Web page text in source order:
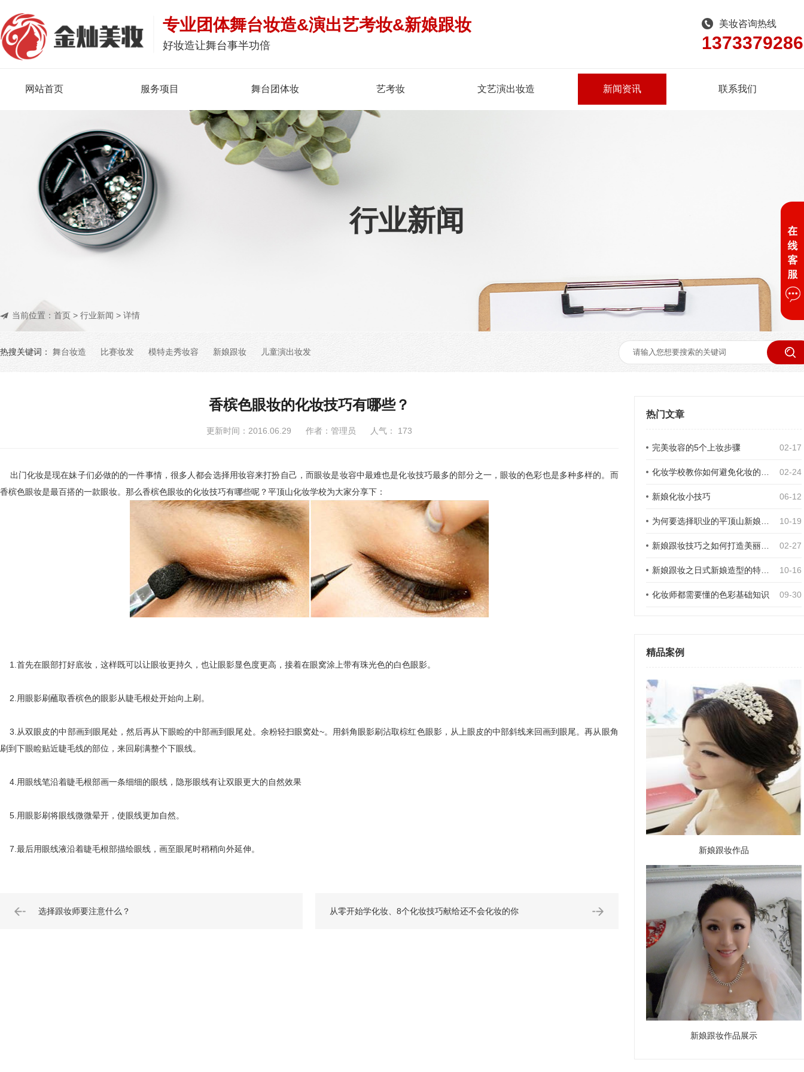
专业团体舞台妆造&演出艺考妆&新娘跟妆
好妆造让舞台事半功倍
美妆咨询热线
网站首页 服务项目 舞台团体妆 艺考妆 文艺演出妆造 新闻资讯 联系我们
行业新闻
当前位置： 首页 > 行业新闻 > 详情
热搜关键词： 舞台妆造 比赛妆发 模特走秀妆容 新娘跟妆 儿童演出妆发
香槟色眼妆的化妆技巧有哪些？
更新时间：2016.06.29 作者：管理员 人气： 173
出门化妆是现在妹子们必做的的一件事情，很多人都会选择用妆容来打扮自己，而眼妆是妆容中最难也是化妆技巧最多的部分之一，眼妆的色彩也是多种多样的。而
香槟色眼妆是最百搭的一款眼妆。那么香槟色眼妆的化妆技巧有哪些呢？平顶山化妆学校为大家分享下：
1.首先在眼部打好底妆，这样既可以让眼妆更持久，也让眼影显色度更高，接着在眼窝涂上带有珠光色的白色眼影。
2.用眼影刷蘸取香槟色的眼影从睫毛根处开始向上刷。
3.从双眼皮的中部画到眼尾处，然后再从下眼睑的中部画到眼尾处。余粉轻扫眼窝处~。用斜角眼影刷沾取棕红色眼影，从上眼皮的中部斜线来回画到眼尾。再从眼角
刷到下眼睑贴近睫毛线的部位，来回刷满整个下眼线。
4.用眼线笔沿着睫毛根部画一条细细的眼线，隐形眼线有让双眼更大的自然效果
5.用眼影刷将眼线微微晕开，使眼线更加自然。
7.最后用眼线液沿着睫毛根部描绘眼线，画至眼尾时稍稍向外延伸。
选择跟妆师要注意什么？ 从零开始学化妆、8个化妆技巧献给还不会化妆的你
热门文章
完美妆容的5个上妆步骤 02-17
02-24
新娘化妆小技巧 06-12
10-19
02-27
10-16
化妆师都需要懂的色彩基础知识 09-30
精品案例
新娘跟妆作品
新娘跟妆作品展示